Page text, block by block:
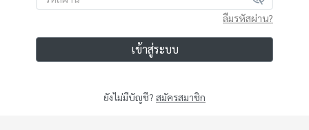
ลืมรหัสผ่าน?
เข้าสู่ระบบ
ยังไม่มีบัญชี? สมัครสมาชิก